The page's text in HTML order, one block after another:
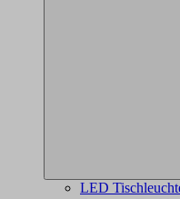
LED